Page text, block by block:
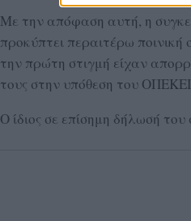
Με την απόφαση αυτή, η
προκύπτει περαιτέρω ποινική
την πρώτη στιγμή είχαν
τους στην υπόθεση του
Ο ίδιος σε επίσημη δήλωσή